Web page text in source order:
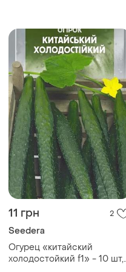
11 грн 2
Seedera
Огурец «китайский
холодостойкий f1» - 10 шт,